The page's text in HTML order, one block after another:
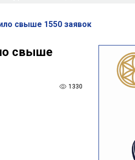
свыше 1550 заявок
свыше
1330